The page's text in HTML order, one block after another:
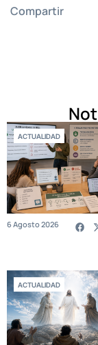
Compartir
ACTUALIDAD
6 Agosto 2026
ACTUALIDAD